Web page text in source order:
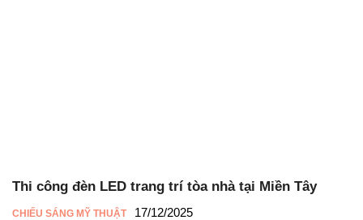
Thi công đèn LED trang trí tòa nhà tại Miền Tây
CHIẾU SÁNG MỸ THUẬT 17/12/2025